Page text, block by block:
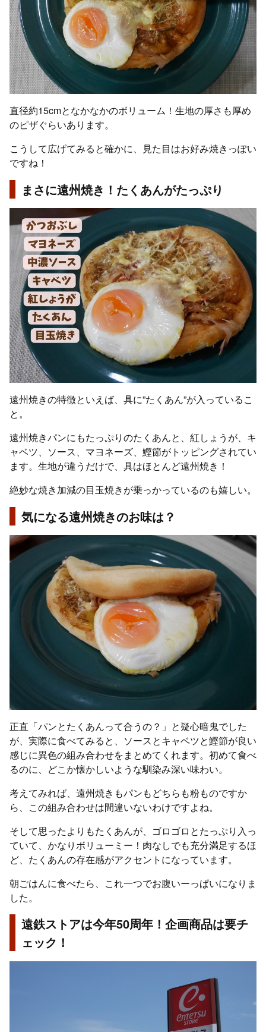
直径約15cmとなかなかのボリューム！生地の厚さも厚め
のピザぐらいあります。
こうして広げてみると確かに、見た目はお好み焼きっぽい
ですね！
まさに遠州焼き！たくあんがたっぷり
遠州焼きの特徴といえば、具に”たくあん”が入っているこ
と。
遠州焼きパンにもたっぷりのたくあんと、紅しょうが、キ
ャベツ、ソース、マヨネーズ、鰹節がトッピングされてい
ます。生地が違うだけで、具はほとんど遠州焼き！
絶妙な焼き加減の目玉焼きが乗っかっているのも嬉しい。
気になる遠州焼きのお味は？
正直「パンとたくあんって合うの？」と疑心暗鬼でした
が、実際に食べてみると、ソースとキャベツと鰹節が良い
感じに異色の組み合わせをまとめてくれます。初めて食べ
るのに、どこか懐かしいような馴染み深い味わい。
考えてみれば、遠州焼きもパンもどちらも粉ものですか
ら、この組み合わせは間違いないわけですよね。
そして思ったよりもたくあんが、ゴロゴロとたっぷり入っ
ていて、かなりボリューミー！肉なしでも充分満足するほ
ど、たくあんの存在感がアクセントになっています。
朝ごはんに食べたら、これ一つでお腹いーっぱいになりま
した。
遠鉄ストアは今年50周年！企画商品は要チ
ェック！